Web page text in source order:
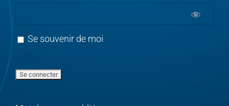
Se souvenir de moi